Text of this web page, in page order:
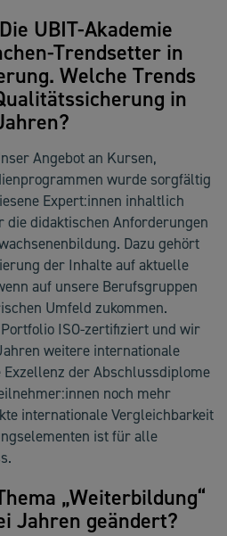
UBIT-Akademie
Trendsetter in
Welche Trends
in
Angebot an Kursen,
wurde sorgfältig
Expert:innen inhaltlich
didaktischen Anforderungen
Dazu gehört
der Inhalte auf aktuelle
auf unsere Berufsgruppen
Umfeld zukommen.
ISO-zertifiziert und wir
weitere internationale
Exzellenz der Abschlussdiplome
noch mehr
internationale Vergleichbarkeit
ist für alle
„Weiterbildung“
Jahren geändert?